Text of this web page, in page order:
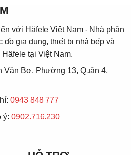
với Häfele Việt Nam - Nhà phân
đồ gia dụng, thiết bị nhà bếp và
tại Việt Nam.
Văn Bơ, Phường 13, Quận 4,
0943 848 777
ý: 0902.716.230